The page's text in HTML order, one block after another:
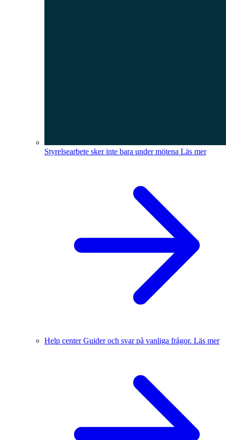
Styrelsearbete sker inte bara under mötena Läs mer
Help centerGuider och svar på vanliga frågor. Läs mer